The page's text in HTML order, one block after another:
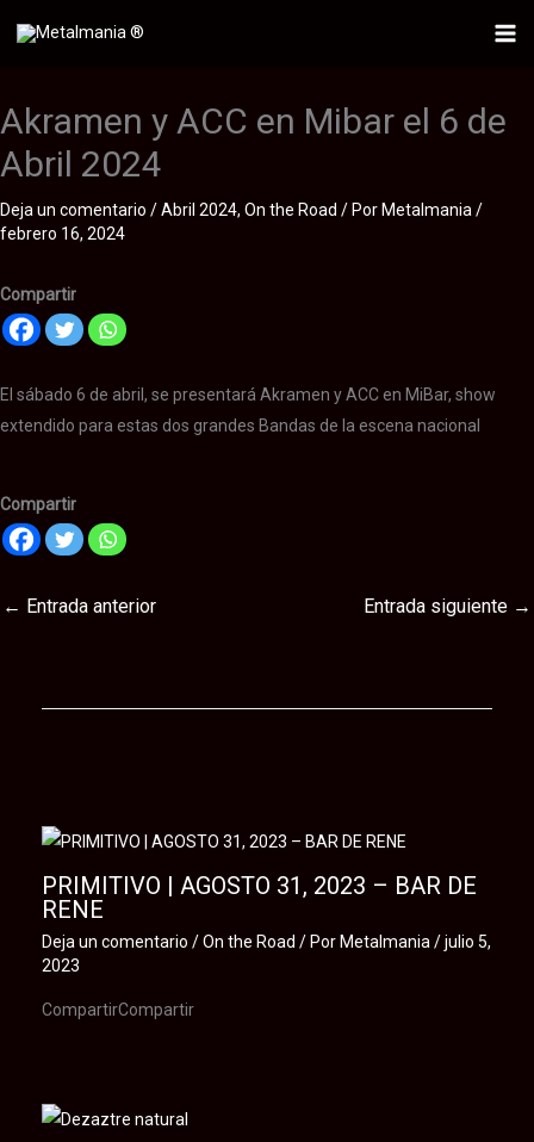
Akramen y ACC en Mibar el 6 de
Abril 2024
Deja un comentario /Abril 2024, On the Road / Por Metalmania /
febrero 16, 2024
Compartir
El sábado 6 de abril, se presentará Akramen y ACC en MiBar, show
extendido para estas dos grandes Bandas de la escena nacional
Compartir
← Entrada anterior Entrada siguiente →
PRIMITIVO | AGOSTO 31, 2023 – BAR DE
RENE
Deja un comentario /On the Road / Por Metalmania /julio 5,
2023
CompartirCompartir